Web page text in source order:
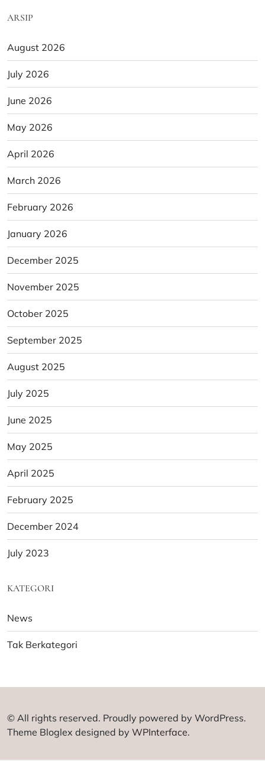
ARSIP
August 2026
July 2026
June 2026
May 2026
April 2026
March 2026
February 2026
January 2026
December 2025
November 2025
October 2025
September 2025
August 2025
July 2025
June 2025
May 2025
April 2025
February 2025
December 2024
July 2023
KATEGORI
News
Tak Berkategori
© All rights reserved. Proudly powered by WordPress.
Theme Bloglex designed by WPInterface.